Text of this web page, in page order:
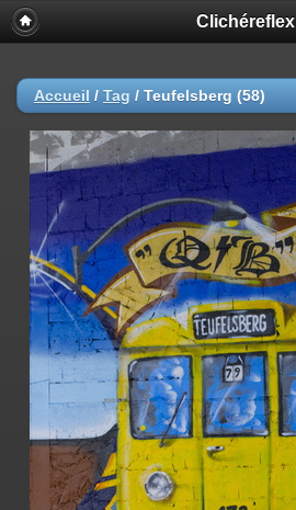
Clichéreflex
Accueil / Tag / Teufelsberg (58)